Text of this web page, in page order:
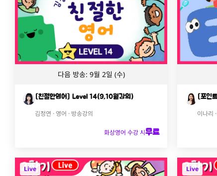
다음 방송: 9월 2일 (수)
[친절한영어] Level 14(9,10월강의)
김정연 · 영어 · 방송강의
화상영어 수강 시무료
[포인
이나리
Live Live